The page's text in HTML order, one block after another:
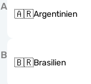
A
🇦🇷Argentinien
B
🇧🇷Brasilien